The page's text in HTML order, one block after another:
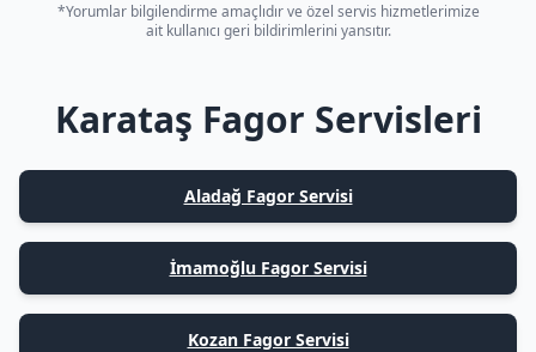
*Yorumlar bilgilendirme amaçlıdır ve özel servis hizmetlerimize
ait kullanıcı geri bildirimlerini yansıtır.
Karataş Fagor Servisleri
Aladağ Fagor Servisi
İmamoğlu Fagor Servisi
Kozan Fagor Servisi